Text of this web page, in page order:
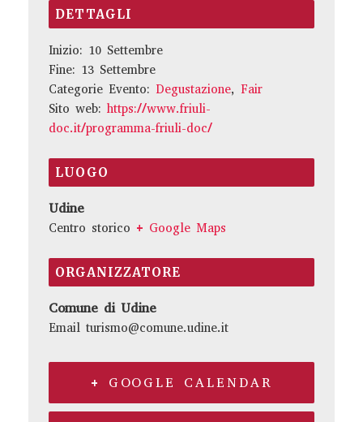
DETTAGLI
Inizio: 10 Settembre
Fine: 13 Settembre
Categorie Evento: Degustazione, Fair
Sito web: https://www.friuli-
doc.it/programma-friuli-doc/
LUOGO
Udine
Centro storico + Google Maps
ORGANIZZATORE
Comune di Udine
Email turismo@comune.udine.it
+ GOOGLE CALENDAR